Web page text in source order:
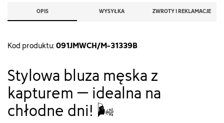
OPIS WYSYŁKA ZWROTY I REKLAMACJE
Kod produktu:091JMWCH/M-31339B
Stylowa bluza męska z
kapturem – idealna na
chłodne dni! 🌬️